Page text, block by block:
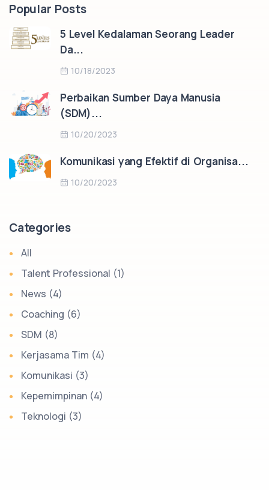
Popular Posts
5 Level Kedalaman Seorang Leader
Da...
10/18/2023
Perbaikan Sumber Daya Manusia
(SDM)...
10/20/2023
Komunikasi yang Efektif di Organisa...
10/20/2023
Categories
All
Talent Professional (1)
News (4)
Coaching (6)
SDM (8)
Kerjasama Tim (4)
Komunikasi (3)
Kepemimpinan (4)
Teknologi (3)